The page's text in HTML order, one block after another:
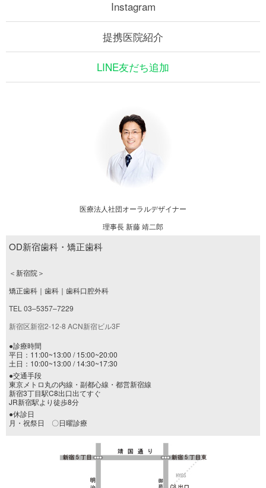
Instagram
提携医院紹介
LINE友だち追加
医療法人社団オーラルデザイナー
理事長 新藤 靖二郎
OD新宿歯科・矯正歯科
＜新宿院＞
矯正歯科｜歯科｜歯科口腔外科
TEL 03–5357–7229
新宿区新宿2-12-8 ACN新宿ビル3F
●診療時間
平日：11:00~13:00 / 15:00~20:00
土日：10:00~13:00 / 14:30~17:30
●交通手段
東京メトロ丸の内線・副都心線・都営新宿線
新宿3丁目駅C8出口出てすぐ
JR新宿駅より徒歩8分
●休診日
月・祝祭日 〇日曜診療